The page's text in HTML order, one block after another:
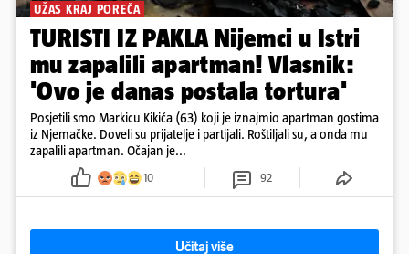
UŽAS KRAJ POREČA
TURISTI IZ PAKLA Nijemci u Istri
mu zapalili apartman! Vlasnik:
'Ovo je danas postala tortura'
Posjetili smo Markicu Kikića (63) koji je iznajmio apartman gostima
iz Njemačke. Doveli su prijatelje i partijali. Roštiljali su, a onda mu
zapalili apartman. Očajan je...
10 92
Učitaj više